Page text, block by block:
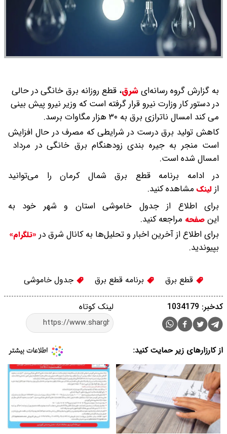
به گزارش گروه رسانه‌ایشرق، قطع روزانه برق خانگی در حالی
در دستور کار وزارت نیرو قرار گرفته است که وزیر نیرو پیش بینی
می کند امسال ناترازی برق به ۳۰ هزار مگاوات برسد.
کاهش تولید برق درست در شرایطی که مصرف در حال افزایش
است منجر به جیره بندی زودهنگام برق خانگی در مرداد
امسال شده است.
در ادامه برنامه قطع برق شمال کرمان را می‌توانید
از لینک مشاهده کنید.
برای اطلاع از جدول خاموشی استان و شهر خود به
این صفحه مراجعه کنید.
برای اطلاع از آخرین اخبار و تحلیل‌ها به کانال شرق در «تلگرام»
بپیوندید.
قطع برق برنامه قطع برق جدول خاموشی
لینک کوتاه کدخبر: 1034179
از کارزارهای زیر حمایت کنید: